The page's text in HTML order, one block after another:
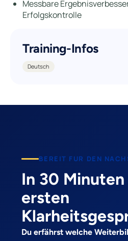
Messbare
Erfolgskontrolle
Training-Infos
Deutsch
BEREIT FUR DEN
In 30 Minuten
ersten
Du erfährst welche